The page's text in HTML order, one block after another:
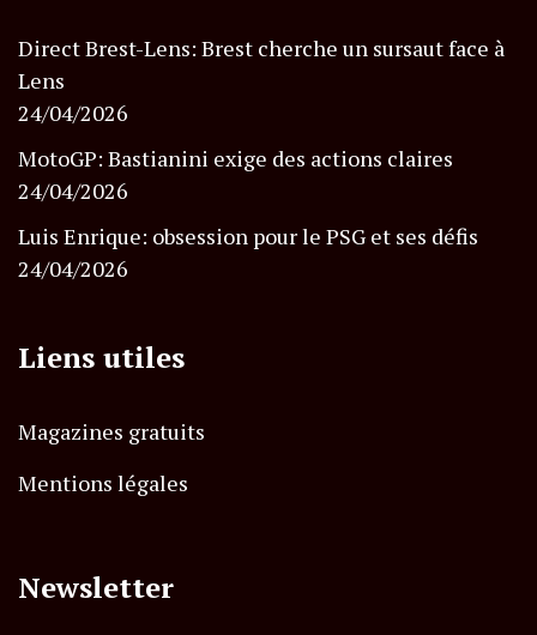
Direct Brest-Lens: Brest cherche un sursaut face à
Lens
24/04/2026
MotoGP: Bastianini exige des actions claires
24/04/2026
Luis Enrique: obsession pour le PSG et ses défis
24/04/2026
Liens utiles
Magazines gratuits
Mentions légales
Newsletter